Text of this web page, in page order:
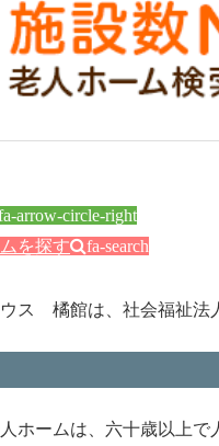
arrow-circle-right
を探す fa-search
ス 橘館は、社会福祉法
ホームは、六十歳以上